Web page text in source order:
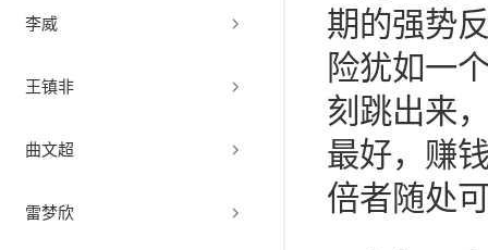
李威
王镇非
曲文超
雷梦欣
期的强势
险犹如一
刻跳出来
最好，赚
倍者随处